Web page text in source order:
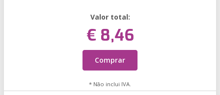
Valor total:
€ 8,46
Comprar
* Não inclui IVA.